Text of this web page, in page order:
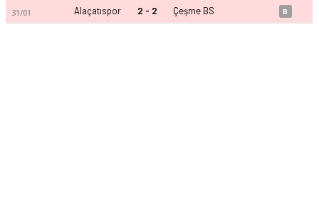
31/01 Alaçatıspor 2 - 2 Çeşme BS B